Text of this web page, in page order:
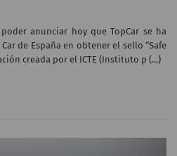
anunciar hoy que TopCar se ha
de España en obtener el sello “Safe
creada por el ICTE (Instituto p (...)